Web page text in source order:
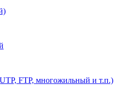
FTP, многожильный и т.п.)